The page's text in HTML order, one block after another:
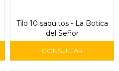
Tilo 10 saquitos - La Botica
del Señor